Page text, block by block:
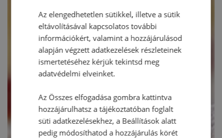
Az elengedhetetlen sütikkel, illetve a sütik
eltávolításával kapcsolatos további
információkért, valamint a hozzájárulásod
alapján végzett adatkezelések részleteinek
ismertetéséhez kérjük tekintsd meg
adatvédelmi elveinket.
Az Összes elfogadása gombra kattintva
hozzájárulhatsz a tájékoztatóban foglalt
süti adatkezelésekhez, a Beállítások alatt
pedig módosíthatod a hozzájárulás körét